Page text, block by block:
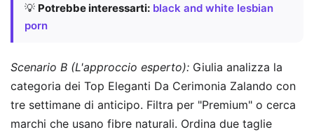
💡 Potrebbe interessarti: black and white lesbian
porn
Scenario B (L'approccio esperto): Giulia analizza la
categoria dei Top Eleganti Da Cerimonia Zalando con
tre settimane di anticipo. Filtra per "Premium" o cerca
marchi che usano fibre naturali. Ordina due taglie